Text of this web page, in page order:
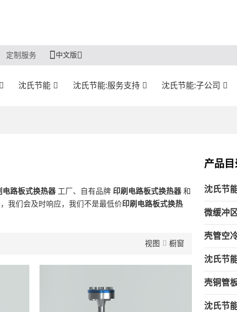
定制服务 中文版
沈氏节能 沈氏节能:服务支持 沈氏节能:子公司
电路板式换热器工厂、自有品牌 印刷电路板式换热器和
我们会及时响应，我们不是最低价印刷电路板式换热
视图 橱窗
产品目
沈氏节
微缓冲
壳管空
沈氏节
壳铜管
沈氏节